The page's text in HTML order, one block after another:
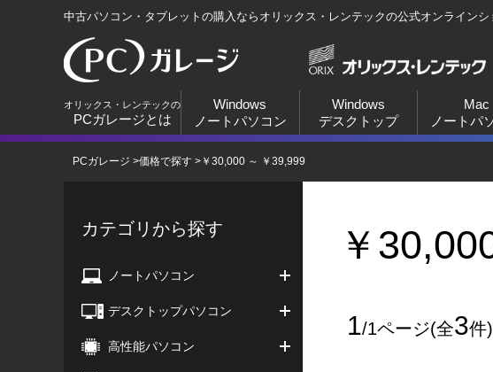
中古パソコン・タブレットの購入ならオリックス・レンテックの公式オンラインシ
オリックス・レンテックの
PCガレージとは
Windows
ノートパソコン
Windows
デスクトップ
Mac
ノートパ
PCガレージ >価格で探す > ￥30,000 ～ ￥39,999
￥
1/1ページ(全3件)
カテゴリから探す
ノートパソコン
デスクトップパソコン
高性能パソコン